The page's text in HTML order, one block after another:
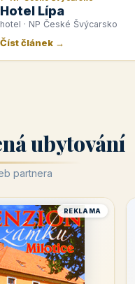
Hotel Lípa
hotel · NP České Švýcarsko
Číst článek →
ubytování
partnera
REKLAMA